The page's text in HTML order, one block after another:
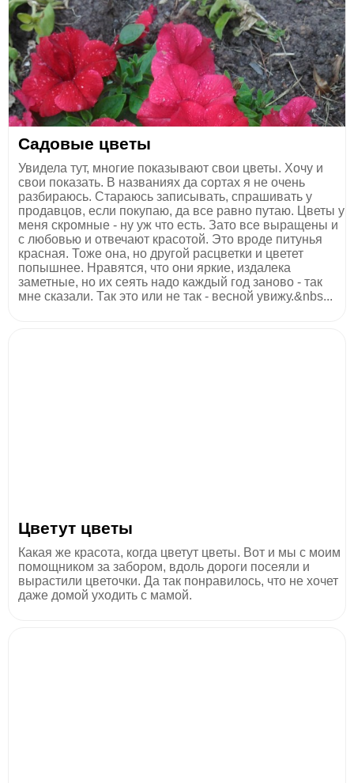
Садовые цветы
Увидела тут, многие показывают свои цветы. Хочу и
свои показать. В названиях да сортах я не очень
разбираюсь. Стараюсь записывать, спрашивать у
продавцов, если покупаю, да все равно путаю. Цветы у
меня скромные - ну уж что есть. Зато все выращены и
с любовью и отвечают красотой. Это вроде питунья
красная. Тоже она, но другой расцветки и цветет
попышнее. Нравятся, что они яркие, издалека
заметные, но их сеять надо каждый год заново - так
мне сказали. Так это или не так - весной увижу.&nbs...
Цветут цветы
Какая же красота, когда цветут цветы. Вот и мы с моим
помощником за забором, вдоль дороги посеяли и
вырастили цветочки. Да так понравилось, что не хочет
даже домой уходить с мамой.